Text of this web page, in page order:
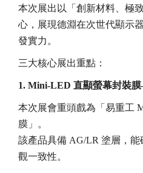
本次展出以「創新材料、極
心，展現德淵在次世代顯示
發實力。
三大核心展出重點：
1. Mini-LED 直顯螢幕封裝
本次展會重頭戲為「易重工
膜」。
該產品具備 AG/LR 塗層，
觀一致性。